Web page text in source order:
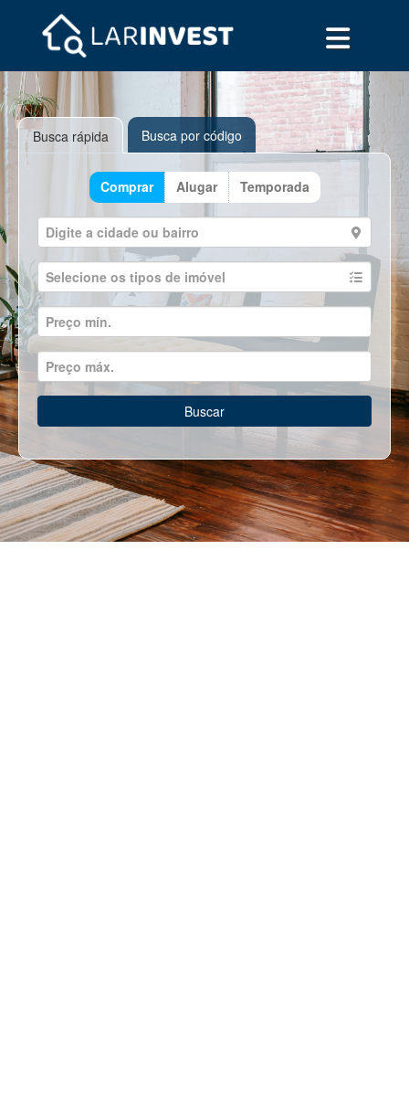
Busca rápida Busca por código
Comprar Alugar Temporada